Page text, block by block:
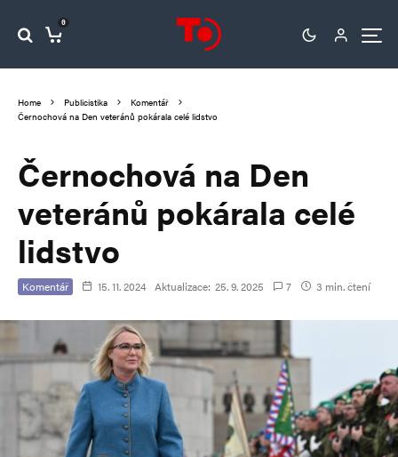
0
Home Publicistika
Komentář
Černochová na Den veteránů pokárala celé lidstvo
Černochová na Den
veteránů pokárala celé
lidstvo
Komentář 15. 11. 2024 Aktualizace: 25. 9. 2025 7 3 min. čtení